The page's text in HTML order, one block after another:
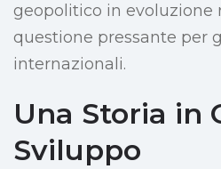
geopolitico in evoluzione
questione pressante per
internazionali.
Una Storia in
Sviluppo